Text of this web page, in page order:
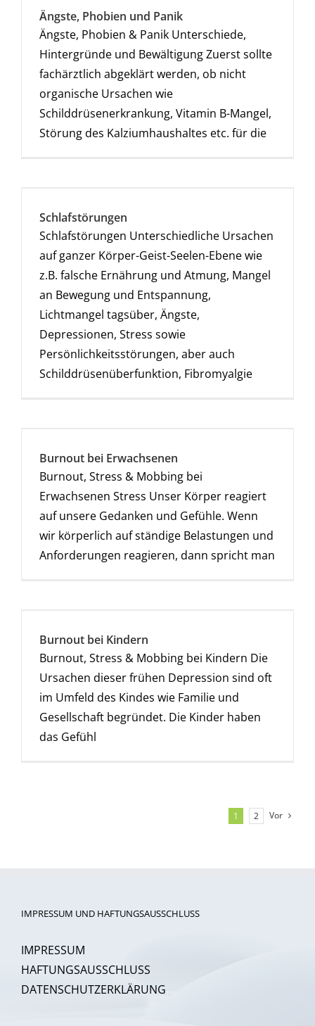
Ängste, Phobien und Panik
Ängste, Phobien & Panik Unterschiede,
Hintergründe und Bewältigung Zuerst sollte
fachärztlich abgeklärt werden, ob nicht
organische Ursachen wie
Schilddrüsenerkrankung, Vitamin B-Mangel,
Störung des Kalziumhaushaltes etc. für die
Schlafstörungen
Schlafstörungen Unterschiedliche Ursachen
auf ganzer Körper-Geist-Seelen-Ebene wie
z.B. falsche Ernährung und Atmung, Mangel
an Bewegung und Entspannung,
Lichtmangel tagsüber, Ängste,
Depressionen, Stress sowie
Persönlichkeitsstörungen, aber auch
Schilddrüsenüberfunktion, Fibromyalgie
Burnout bei Erwachsenen
Burnout, Stress & Mobbing bei
Erwachsenen Stress Unser Körper reagiert
auf unsere Gedanken und Gefühle. Wenn
wir körperlich auf ständige Belastungen und
Anforderungen reagieren, dann spricht man
Burnout bei Kindern
Burnout, Stress & Mobbing bei Kindern Die
Ursachen dieser frühen Depression sind oft
im Umfeld des Kindes wie Familie und
Gesellschaft begründet. Die Kinder haben
das Gefühl
1 2 Vor
IMPRESSUM UND HAFTUNGSAUSSCHLUSS
IMPRESSUM
HAFTUNGSAUSSCHLUSS
DATENSCHUTZERKLÄRUNG